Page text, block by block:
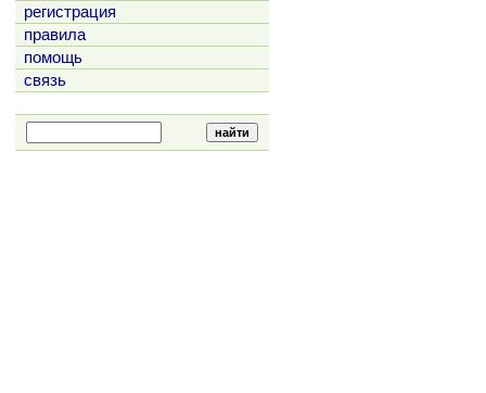
регистрация
правила
помощь
связь